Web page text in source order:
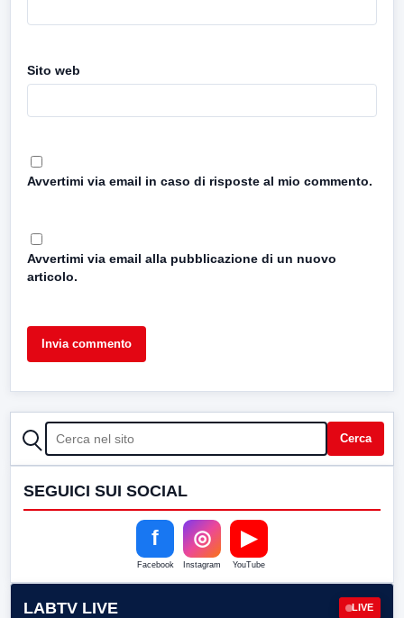
Sito web
Avvertimi via email in caso di risposte al mio commento.
Avvertimi via email alla pubblicazione di un nuovo
articolo.
CERCA Cerca
SEGUICI SUI SOCIAL
f
Facebook
◎
Instagram
▶
YouTube
LABTV LIVE LIVE